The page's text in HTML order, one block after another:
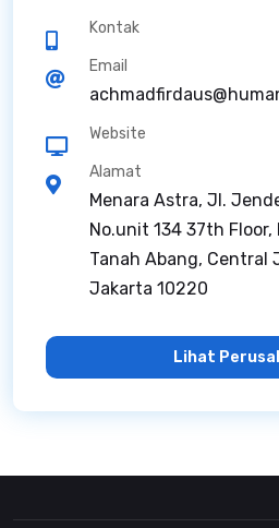
Kontak
Email
Website
Alamat
Menara Astra, Jl.
No.unit 134 37th Floor,
Tanah Abang, Central
Jakarta 10220
Lihat